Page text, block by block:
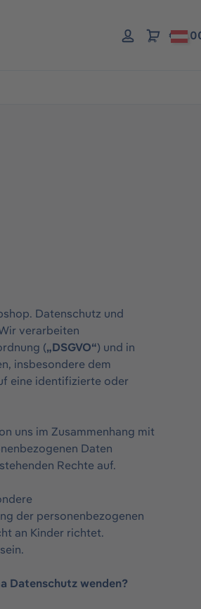
€
Datenschutz und
verarbeiten
(„DSGVO“) und in
insbesondere dem
eine identifizierte oder
uns im Zusammenhang mit
Daten
Rechte auf.
der personenbezogenen
an Kinder richtet.
Datenschutz wenden?